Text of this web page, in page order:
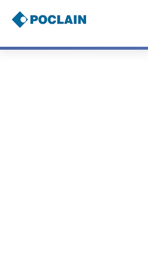
contenu